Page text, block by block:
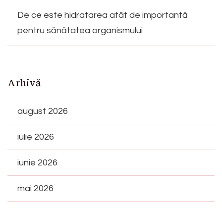
De ce este hidratarea atât de importantă
pentru sănătatea organismului
Arhivă
august 2026
iulie 2026
iunie 2026
mai 2026